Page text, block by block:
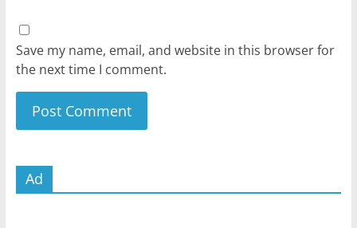
Save my name, email, and website in this browser for
the next time I comment.
Ad